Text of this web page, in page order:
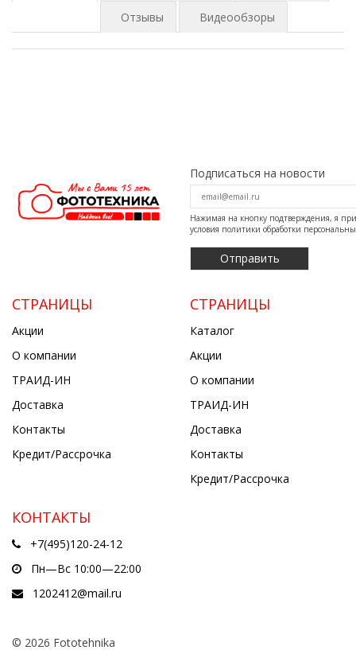
Отзывы Видеообзоры
Подписаться на новости
Нажимая на кнопку подтверждения, я
условия политики обработки
СТРАНИЦЫ
Акции
О компании
ТРАИД-ИН
Доставка
Контакты
Кредит/Рассрочка
СТРАНИЦЫ
Каталог
Акции
О компании
ТРАИД-ИН
Доставка
Контакты
Кредит/Рассрочка
КОНТАКТЫ
+7(495)120-24-12
Пн—Вс 10:00—22:00
1202412@mail.ru
© 2026 Fototehnika